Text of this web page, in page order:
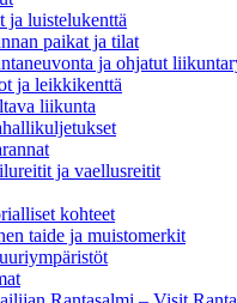
ja luistelukenttä
paikat ja tilat
ja ohjatut
ja leikkikenttä
liikunta
ja vaellusreitit
kohteet
taide ja muistomerkit